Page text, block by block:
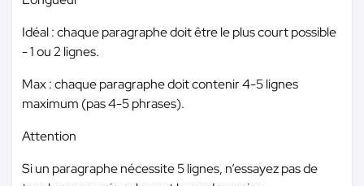
Idéal : chaque paragraphe doit être le plus court possible
- 1 ou 2 lignes.
Max : chaque paragraphe doit contenir 4-5 lignes
maximum (pas 4-5 phrases).
Attention
Si un paragraphe nécessite 5 lignes, n’essayez pas de